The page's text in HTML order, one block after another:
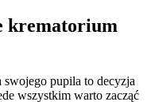
krematorium
pupila to decyzja
wszystkim warto zacząć